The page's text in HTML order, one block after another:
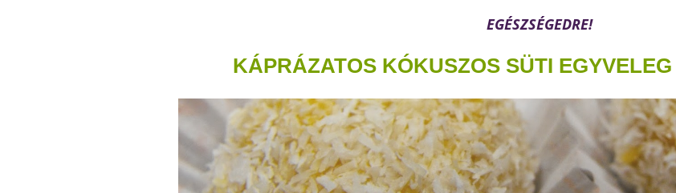
EGÉSZSÉGEDRE!
KÁPRÁZATOS KÓKUSZOS SÜTI